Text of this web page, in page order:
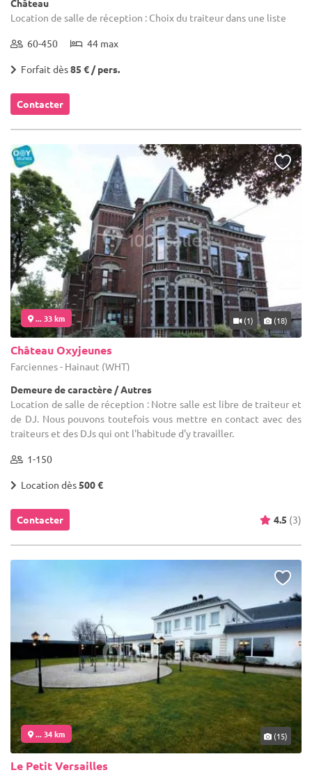
Château
Location de salle de réception : Choix du traiteur dans une liste
60-450 44 max
Forfait dès85 € / pers.
Contacter
... 33 km (1) (18)
Château Oxyjeunes
Farciennes - Hainaut (WHT)
Demeure de caractère / Autres
Location de salle de réception : Notre salle est libre de traiteur et
de DJ. Nous pouvons toutefois vous mettre en contact avec des
traiteurs et des DJs qui ont l'habitude d'y travailler.
1-150
Location dès500 €
Contacter 4.5 (3)
... 34 km (15)
Le Petit Versailles